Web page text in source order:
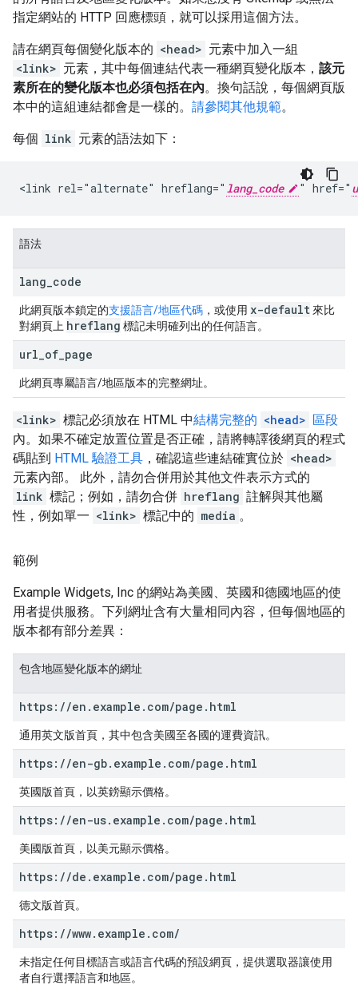
指定網站的 HTTP 回應標頭，就可以採用這個方法。
請在網頁每個變化版本的 <head> 元素中加入一組
<link> 元素，其中每個連結代表一種網頁變化版本， 該元
素所在的變化版本也必須包括在內。換句話說，每個網頁版
本中的這組連結都會是一樣的。 請參閱其他規範。
每個 link 元素的語法如下：
<link rel="alternate" hreflang=" lang_code " href="
語法
lang code
此網頁版本鎖定的支援語言/地區代碼 ，或使用 x-default 來比
對網頁上 hreflang 標記未明確列出的任何語言。
url of page
此網頁專屬語言/地區版本的完整網址。
<link> 標記必須放在 HTML 中結構完整的 <head> 區段
內。如果不確定放置位置是否正確，請將轉譯後網頁的程式
碼貼到 HTML 驗證工具 ，確認這些連結確實位於 <head>
元素內部。 此外，請勿合併用於其他文件表示方式的
link 標記；例如，請勿合併 hreflang 註解與其他屬
性，例如單一 <link> 標記中的 media 。
範例
Example Widgets, Inc 的網站為美國、英國和德國地區的使
用者提供服務。下列網址含有大量相同內容，但每個地區的
版本都有部分差異：
包含地區變化版本的網址
https: //en . example . com/page . html
通用英文版首頁，其中包含美國至各國的運費資訊。
https: //en-gb. example . com/page . html
英國版首頁，以英鎊顯示價格。
https: //en-us. example . com/page . html
美國版首頁，以美元顯示價格。
https: //de . example . com/page . html
德文版首頁。
https: //www. example . com/
未指定任何目標語言或語言代碼的預設網頁，提供選取器讓使用
者自行選擇語言和地區。